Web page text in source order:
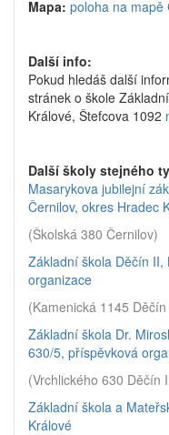
Mapa: poloha na mapě
Další info:
Pokud hledáš další
stránek o škole
Králové, Štefcova 1092
Další školy stejného
Masarykova jubilejní
Černilov, okres Hradec
(Školská 380 Černilov)
Základní škola Děčín
organizace
(Kamenická 1145
Základní škola Dr.
630/5, příspěvková
(Vrchlického 630 Děčín
Základní škola a
Králové